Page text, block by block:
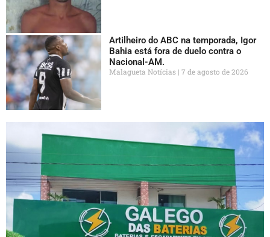
Artilheiro do ABC na temporada, Igor
Bahia está fora de duelo contra o
Nacional-AM.
Malagueta Notícias 7 de agosto de 2026